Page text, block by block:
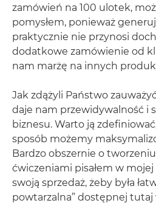
zamówień na 100 ulotek,
pomysłem, ponieważ
praktycznie nie przynosi
dodatkowe zamówienie od
nam marżę na innych
Jak zdążyli Państwo
daje nam przewidywalność i
biznesu. Warto ją
sposób możemy
Bardzo obszernie o
ćwiczeniami pisałem w
swoją sprzedaż, żeby była
powtarzalna” dostępnej